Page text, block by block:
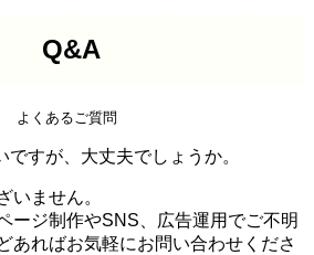
Q&A
よくあるご質問
すが、大丈夫でしょうか。
いません。
ージ制作やSNS、広告運用でご不明
あればお気軽にお問い合わせくださ